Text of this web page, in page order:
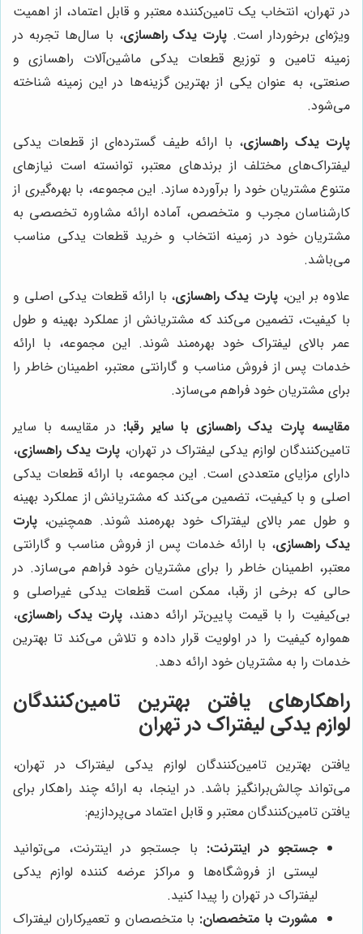
در تهران، انتخاب یک تامین‌کننده معتبر و قابل اعتماد، از اهمیت
ویژه‌ای برخوردار است. پارت یدک راهسازی، با سال‌ها تجربه در
زمینه تامین و توزیع قطعات یدکی ماشین‌آلات راهسازی و
صنعتی، به عنوان یکی از بهترین گزینه‌ها در این زمینه شناخته
می‌شود.
پارت یدک راهسازی، با ارائه طیف گسترده‌ای از قطعات یدکی
لیفتراک‌های مختلف از برندهای معتبر، توانسته است نیازهای
متنوع مشتریان خود را برآورده سازد. این مجموعه، با بهره‌گیری از
کارشناسان مجرب و متخصص، آماده ارائه مشاوره تخصصی به
مشتریان خود در زمینه انتخاب و خرید قطعات یدکی مناسب
می‌باشد.
علاوه بر این، پارت یدک راهسازی، با ارائه قطعات یدکی اصلی و
با کیفیت، تضمین می‌کند که مشتریانش از عملکرد بهینه و طول
عمر بالای لیفتراک خود بهره‌مند شوند. این مجموعه، با ارائه
خدمات پس از فروش مناسب و گارانتی معتبر، اطمینان خاطر را
برای مشتریان خود فراهم می‌سازد.
مقایسهپارت یدک راهسازی با سایر رقبا: در مقایسه با سایر
تامین‌کنندگان لوازم یدکی لیفتراک در تهران،پارت یدک راهسازی،
دارای مزایای متعددی است. این مجموعه، با ارائه قطعات یدکی
اصلی و با کیفیت، تضمین می‌کند که مشتریانش از عملکرد بهینه
و طول عمر بالای لیفتراک خود بهره‌مند شوند. همچنین، پارت
یدک راهسازی، با ارائه خدمات پس از فروش مناسب و گارانتی
معتبر، اطمینان خاطر را برای مشتریان خود فراهم می‌سازد. در
حالی که برخی از رقبا، ممکن است قطعات یدکی غیراصلی و
بی‌کیفیت را با قیمت پایین‌تر ارائه دهند، پارت یدک راهسازی،
همواره کیفیت را در اولویت قرار داده و تلاش می‌کند تا بهترین
خدمات را به مشتریان خود ارائه دهد.
راهکارهای یافتن بهترین تامین‌کنندگان
لوازم یدکی لیفتراک در تهران
یافتن بهترین تامین‌کنندگان لوازم یدکی لیفتراک در تهران،
می‌تواند چالش‌برانگیز باشد. در اینجا، به ارائه چند راهکار برای
یافتن تامین‌کنندگان معتبر و قابل اعتماد می‌پردازیم:
جستجو در اینترنت: با جستجو در اینترنت، می‌توانید
لیستی از فروشگاه‌ها و مراکز عرضه کننده لوازم یدکی
لیفتراک در تهران را پیدا کنید.
مشورت با متخصصان: با متخصصان و تعمیرکاران لیفتراک